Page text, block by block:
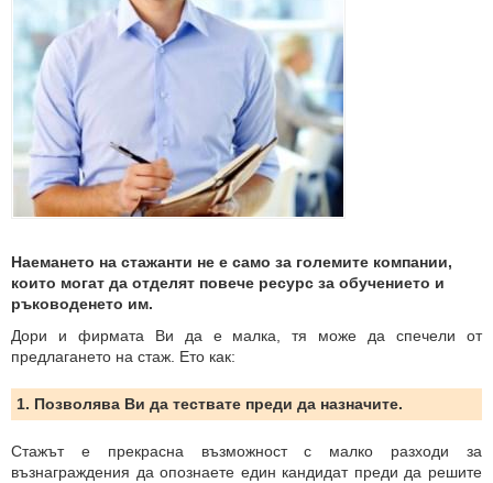
Наемането на стажанти не е само за големите компании,
които могат да отделят повече ресурс за обучението и
ръководенето им.
Дори и фирмата Ви да е малка, тя може да спечели от
предлагането на стаж. Ето как:
1. Позволява Ви да тествате преди да назначите.
Стажът е прекрасна възможност с малко разходи за
възнаграждения да опознаете един кандидат преди да решите